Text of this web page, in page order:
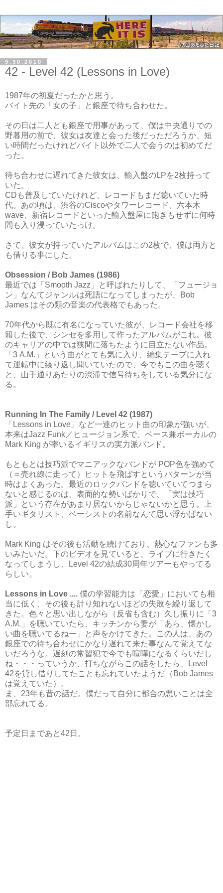
9.30.2010
42 - Level 42 (Lessons in Love)
1987年の初夏だったかと思う。
バイト先の「女の子」と銀座で待ち合わせた。
その日は二人とも銀座で用事があって、僕は中央通りでの
野暮用の前で、彼女は友達と会った後だっただろうか、短
い時間だったけれどバイト以外で二人で会うのは初めてだ
った。
待ち合わせに遅れてきた彼女は、輸入盤のLPを2枚持って
いた。
CDも普及していたけれど、レコードもまだ聴いていた時
代。あの頃は、渋谷のCiscoやタワーレコード、六本木
wave、新宿レコードといった輸入盤屋に飽きもせずに何時
間も入り浸っていたっけ。
さて、彼女が持っていたアルバムはこの2枚で、僕は両方と
も借りる事にした。
Obsession / Bob James (1986)
最近では「Smooth Jazz」と呼ばれたりして、「フュージョ
ン」なんてジャンルは死語になってしまったが、Bob
James はその類の音楽の代表格でもあった。
70年代から既に有名になっていた彼が、レコード会社を移
籍した後で、シンセを多用して作ったアルバムがこれ。彼
のキャリアの中では狭間に落ちたように目立たない作品。
「3 A.M.」という曲がとても気に入り、編集テープに入れ
て運転中に繰り返し聞いていたので、今でもこの曲を聴く
と、山手通りあたりの渋滞で信号待ちをしている気分にな
る。
Running In The Family / Level 42 (1987)
「Lessons in Love」など一連のヒット曲の印象が強いが、
本来はJazz Funk／ヒュージョン系で、ベース兼ボーカルの
Mark King が率いるイギリスの実力派バンド。
もともとは技巧派でマニアックなバンドが POP色を強めて
（＝売れ線に走って）ヒットを飛ばすというパターンが当
時はよくあった。最近のロックバンドを聴いていてつまら
ないと感じるのは、表面的な勢いばかりで、「実は技巧
派」という存在があまり居ないからじゃないかと思う。上
手いギタリスト、ベーシストの名前なんて思い浮かばない
し。
Mark King はその後も活動を続けており、熱心なファンも多
いみたいだ。下のビデオを見ていると、ライブに行きたく
なってしまうし、Level 42の結成30周年ツアーもやってる
らしい。
Lessons in Love .... 僕の学習能力は「恋愛」においても相
当に低く、その後も計り知れないほどの失敗を繰り返して
きた。色々と思い出しながら（反省も含む）久し振りに「3
A.M.」を聴いていたら、キッチンから妻が「あら、懐かし
い曲を聴いてるねー」と声をかけてきた。この人は、あの
銀座での待ち合わせにかなり遅れて来た事なんて覚えてな
いだろうな。遅刻の常習犯で今でも喧嘩になるくらいだし
ね・・・っていうか、打ちながらこの話をしたら、Level
42を貸し借りしてたことも忘れていたようだ（Bob James
は覚えていた）。
ま、23年も昔の話だ。僕だって自分に都合の悪いことは全
部忘れてる。
予定日まであと42日。